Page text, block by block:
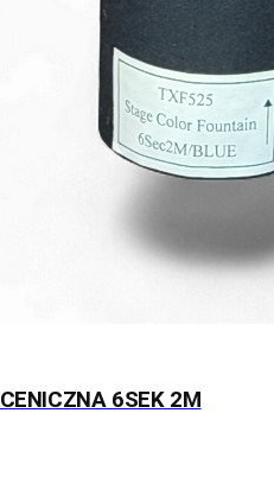
6SEK 2M